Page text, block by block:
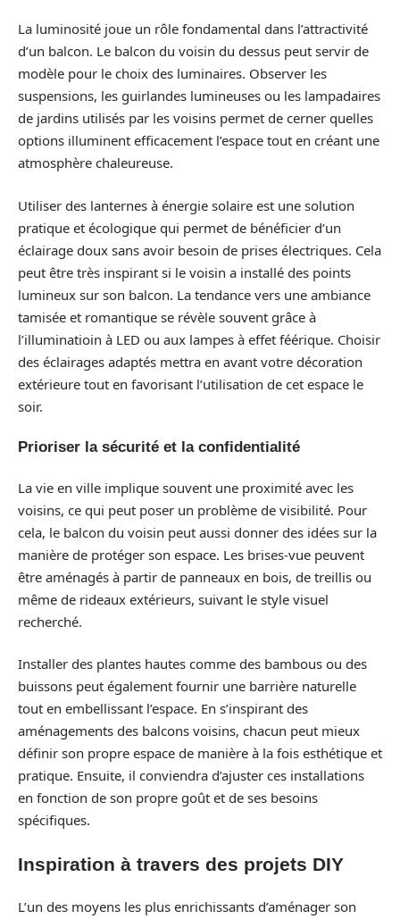
La luminosité joue un rôle fondamental dans l’attractivité
d’un balcon. Le balcon du voisin du dessus peut servir de
modèle pour le choix des luminaires. Observer les
suspensions, les guirlandes lumineuses ou les lampadaires
de jardins utilisés par les voisins permet de cerner quelles
options illuminent efficacement l’espace tout en créant une
atmosphère chaleureuse.
Utiliser des lanternes à énergie solaire est une solution
pratique et écologique qui permet de bénéficier d’un
éclairage doux sans avoir besoin de prises électriques. Cela
peut être très inspirant si le voisin a installé des points
lumineux sur son balcon. La tendance vers une ambiance
tamisée et romantique se révèle souvent grâce à
l’illuminatioin à LED ou aux lampes à effet féérique. Choisir
des éclairages adaptés mettra en avant votre décoration
extérieure tout en favorisant l’utilisation de cet espace le
soir.
Prioriser la sécurité et la confidentialité
La vie en ville implique souvent une proximité avec les
voisins, ce qui peut poser un problème de visibilité. Pour
cela, le balcon du voisin peut aussi donner des idées sur la
manière de protéger son espace. Les brises-vue peuvent
être aménagés à partir de panneaux en bois, de treillis ou
même de rideaux extérieurs, suivant le style visuel
recherché.
Installer des plantes hautes comme des bambous ou des
buissons peut également fournir une barrière naturelle
tout en embellissant l’espace. En s’inspirant des
aménagements des balcons voisins, chacun peut mieux
définir son propre espace de manière à la fois esthétique et
pratique. Ensuite, il conviendra d’ajuster ces installations
en fonction de son propre goût et de ses besoins
spécifiques.
Inspiration à travers des projets DIY
L’un des moyens les plus enrichissants d’aménager son